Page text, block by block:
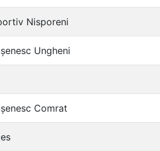
Nisporeni
Ungheni
Comrat